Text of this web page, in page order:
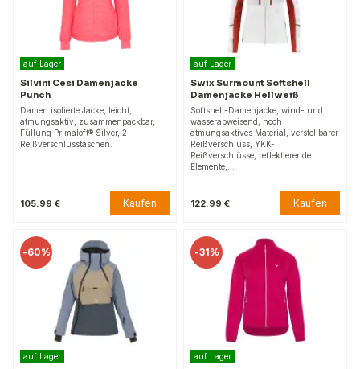
auf Lager
Silvini Cesi Damenjacke
Punch
Damen isolierte Jacke, leicht,
atmungsaktiv, zusammenpackbar,
Füllung Primaloft® Silver, 2
Reißverschlusstaschen.
105.99 € Kaufen
auf Lager
Swix Surmount Softshell
Damenjacke Hellweiß
Softshell-Damenjacke, wind- und
wasserabweisend, hoch
atmungsaktives Material, verstellbarer
Reißverschluss, YKK-
Reißverschlüsse, reflektierende
Elemente,…
122.99 € Kaufen
-60%
auf Lager
-31%
auf Lager